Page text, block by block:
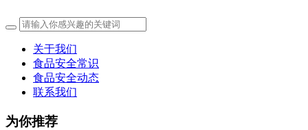
关于我们
食品安全常识
食品安全动态
联系我们
为你推荐